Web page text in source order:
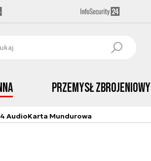
Przemysł Zbrojeniowy
AudioKarta Mundurowa